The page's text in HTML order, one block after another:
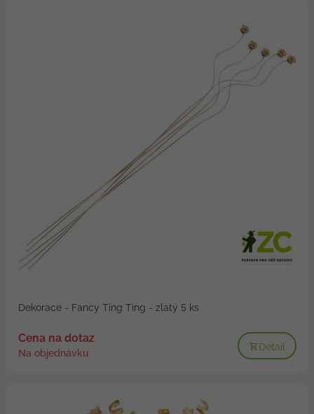
Dekorace - Fancy Ting Ting - zlatý 5 ks
Cena na dotaz
Na objednávku
Detail